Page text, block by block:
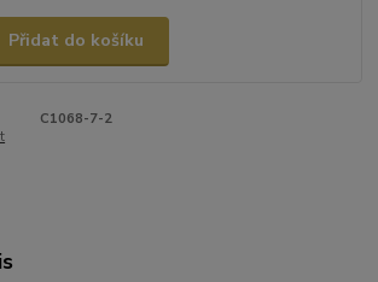
Přidat do košíku
C1068-7-2